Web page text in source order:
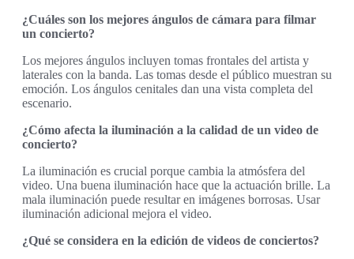
¿Cuáles son los mejores ángulos de cámara para filmar
un concierto?
Los mejores ángulos incluyen tomas frontales del artista y
laterales con la banda. Las tomas desde el público muestran su
emoción. Los ángulos cenitales dan una vista completa del
escenario.
¿Cómo afecta la iluminación a la calidad de un video de
concierto?
La iluminación es crucial porque cambia la atmósfera del
video. Una buena iluminación hace que la actuación brille. La
mala iluminación puede resultar en imágenes borrosas. Usar
iluminación adicional mejora el video.
¿Qué se considera en la edición de videos de conciertos?